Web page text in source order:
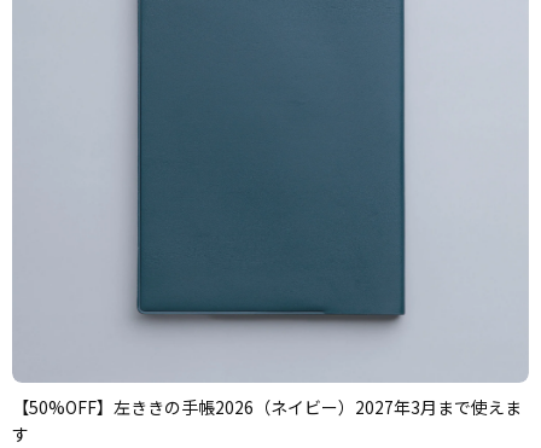
【50%OFF】左ききの手帳2026（ネイビー）2027年3月まで使えま
す